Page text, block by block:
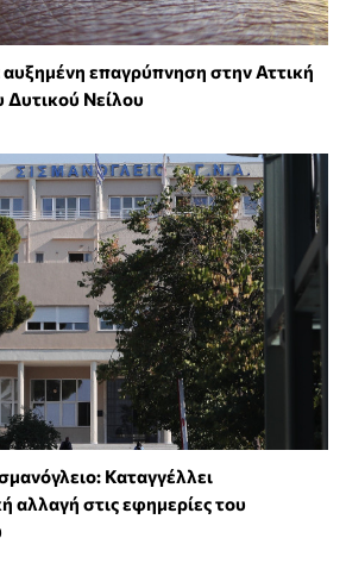
αυξημένη επαγρύπνηση στην Αττική
Δυτικού Νείλου
Καταγγέλλει
αλλαγή στις εφημερίες του